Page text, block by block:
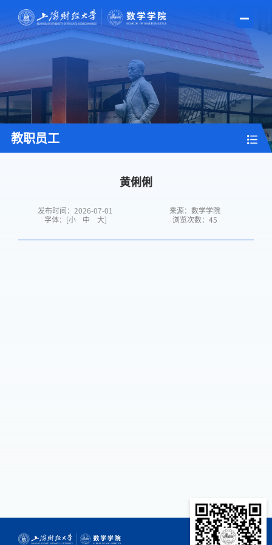
教职员工
黄俐俐
发布时间：2026-07-01
来源：数学学院
字体：[小 中 大] 浏览次数： 45